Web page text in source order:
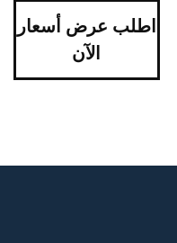
اطلب عرض أسعار
الآن